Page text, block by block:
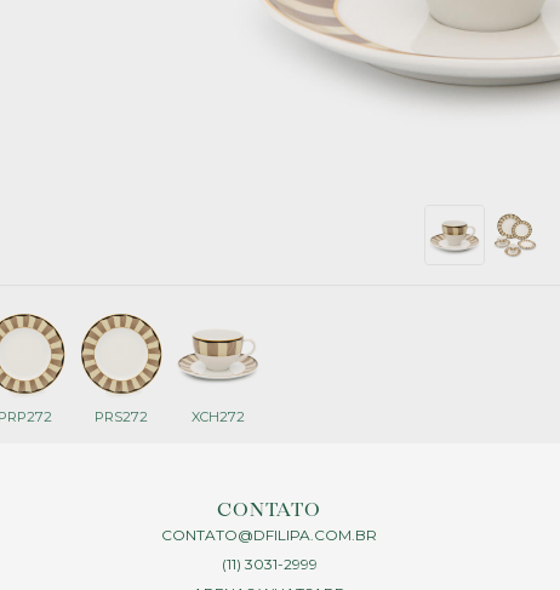
PRP272 PRS272 XCH272
CONTATO
CONTATO@DFILIPA.COM.BR
(11) 3031-2999